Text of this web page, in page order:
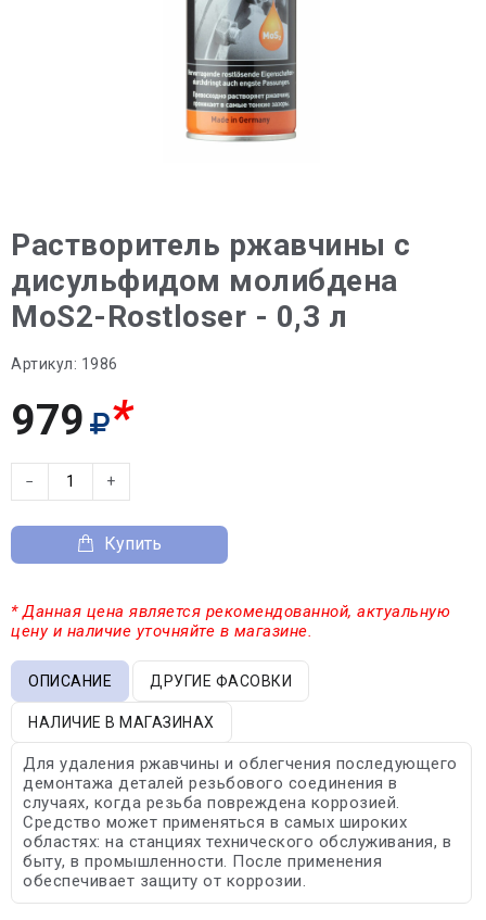
Растворитель ржавчины с
дисульфидом молибдена
MoS2-Rostloser - 0,3 л
Артикул: 1986
979 *
− +
Купить
* Данная цена является рекомендованной, актуальную
цену и наличие уточняйте в магазине.
ОПИСАНИЕ ДРУГИЕ ФАСОВКИ
НАЛИЧИЕ В МАГАЗИНАХ
Для удаления ржавчины и облегчения последующего
демонтажа деталей резьбового соединения в
случаях, когда резьба повреждена коррозией.
Средство может применяться в самых широких
областях: на станциях технического обслуживания, в
быту, в промышленности. После применения
обеспечивает защиту от коррозии.